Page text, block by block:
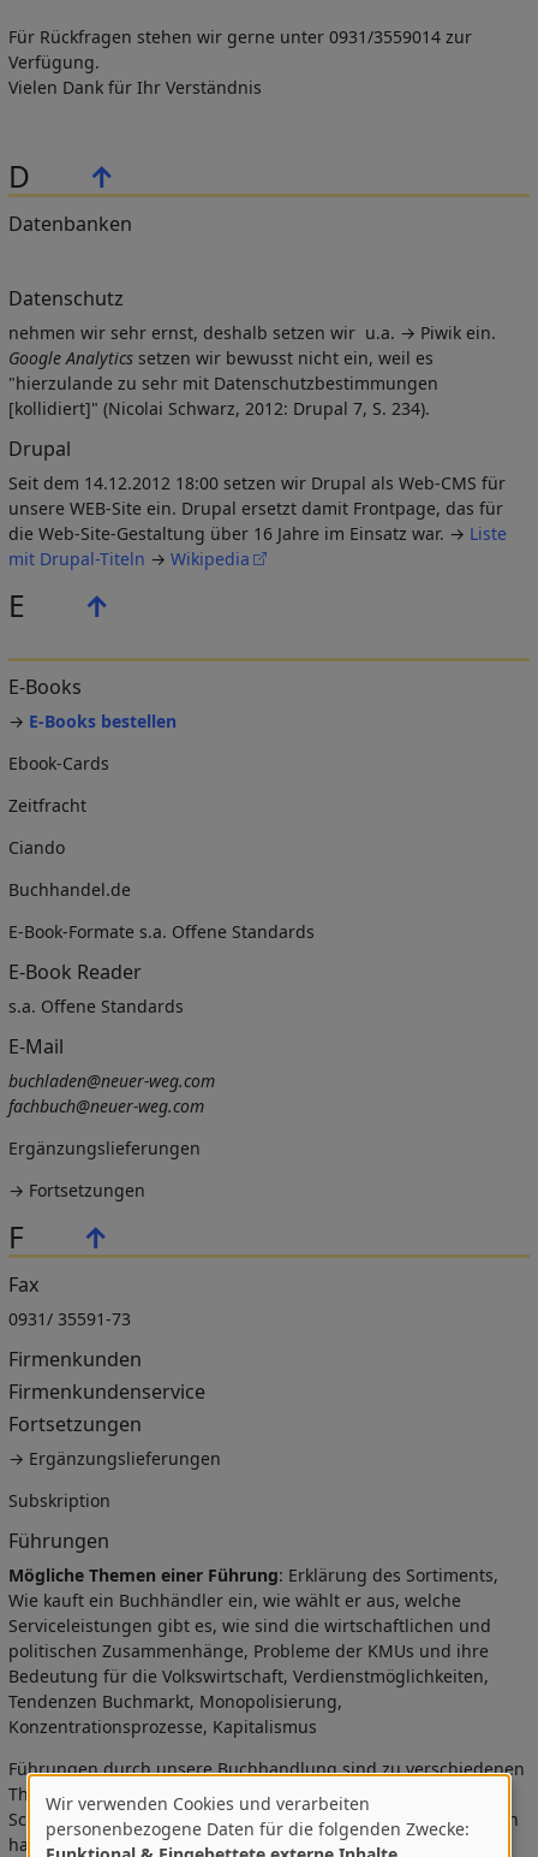
Für Rückfragen stehen wir gerne unter 0931/3559014 zur
Verfügung.
Vielen Dank für Ihr Verständnis
D ↑
Datenbanken
Datenschutz
nehmen wir sehr ernst, deshalb setzen wir u.a. → Piwik ein.
Google Analytics setzen wir bewusst nicht ein, weil es
"hierzulande zu sehr mit Datenschutzbestimmungen
[kollidiert]" (Nicolai Schwarz, 2012: Drupal 7, S. 234).
Drupal
Seit dem 14.12.2012 18:00 setzen wir Drupal als Web-CMS für
unsere WEB-Site ein. Drupal ersetzt damit Frontpage, das für
die Web-Site-Gestaltung über 16 Jahre im Einsatz war. → Liste
mit Drupal-Titeln → Wikipedia
E ↑
E-Books
→ E-Books bestellen
Ebook-Cards
Zeitfracht
Ciando
Buchhandel.de
E-Book-Formate s.a. Offene Standards
E-Book Reader
s.a. Offene Standards
E-Mail
buchladen@neuer-weg.com
fachbuch@neuer-weg.com
Ergänzungslieferungen
→ Fortsetzungen
F ↑
Fax
0931/ 35591-73
Firmenkunden
Firmenkundenservice
Fortsetzungen
→ Ergänzungslieferungen
Subskription
Führungen
Mögliche Themen einer Führung: Erklärung des Sortiments,
Wie kauft ein Buchhändler ein, wie wählt er aus, welche
Serviceleistungen gibt es, wie sind die wirtschaftlichen und
politischen Zusammenhänge, Probleme der KMUs und ihre
Bedeutung für die Volkswirtschaft, Verdienstmöglichkeiten,
Tendenzen Buchmarkt, Monopolisierung,
Konzentrationsprozesse, Kapitalismus
Führungen durch unsere Buchhandlung sind zu verschiedenen
Themen möglich und werden immer wieder genutzt. v.a. von
Schulklassen (Engagierte Lehrer), Politiker, Beamte, Lieferanten
haben sich noch nie für uns interessiert (außer als Melkkuh).
Verwendung
Wir verwenden Cookies und verarbeiten
personenbezogene Daten für die folgenden Zwecke: